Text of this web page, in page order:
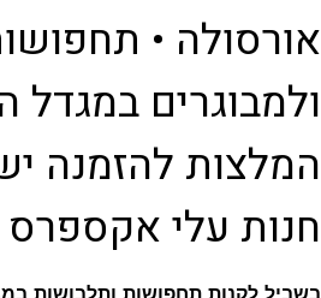
אורסולה •
ולמבוגרים במגדל
המלצות להזמנה
חנות עלי אקספרס